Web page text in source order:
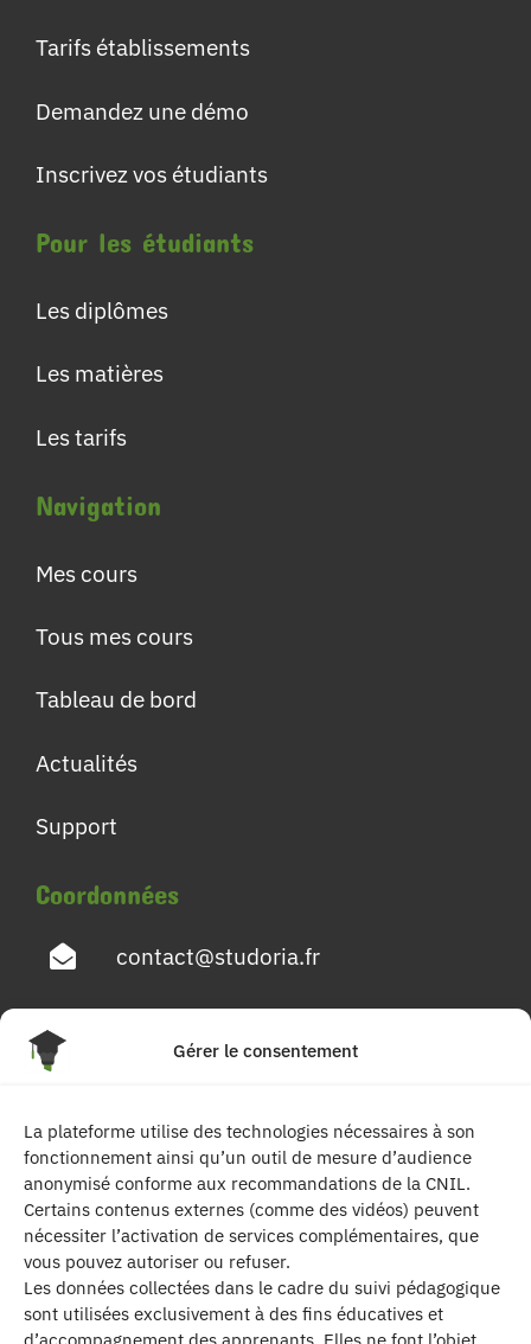
Gérer le consentement
La plateforme utilise des technologies nécessaires à son
fonctionnement ainsi qu’un outil de mesure d’audience
anonymisé conforme aux recommandations de la CNIL.
Certains contenus externes (comme des vidéos) peuvent
nécessiter l’activation de services complémentaires, que
vous pouvez autoriser ou refuser.
Les données collectées dans le cadre du suivi pédagogique
sont utilisées exclusivement à des fins éducatives et
Tarifs établissements
Demandez une démo
Inscrivez vos étudiants
Pour les étudiants
Les diplômes
Les matières
Les tarifs
Navigation
Mes cours
Tous mes cours
Tableau de bord
Actualités
Support
Coordonnées
contact@studoria.fr
4 Rue Georges Pompidou
Suivez-nous